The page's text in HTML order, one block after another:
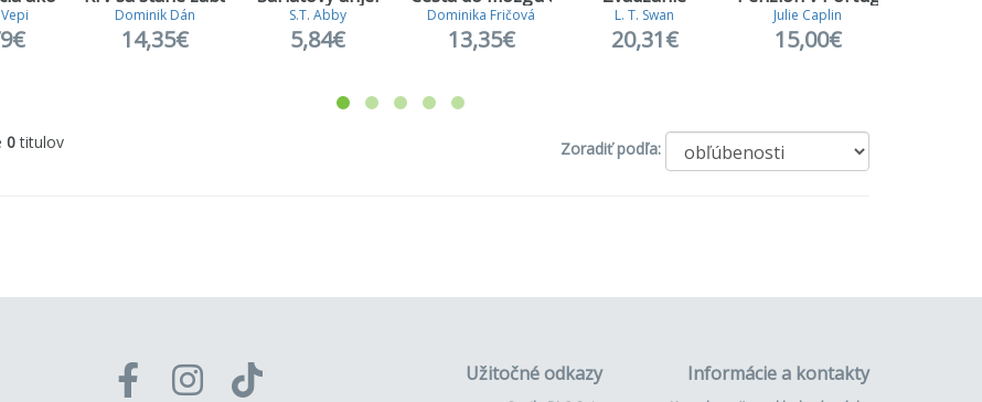
Dominik Dán
14,35€
S.T. Abby
5,84€
Dominika Fričová
13,35€
L. T. Swan
20,31€
Julie Caplin
15,00€
0titulov Zoradiť podľa:
Užitočné odkazy Informácie a kontakty